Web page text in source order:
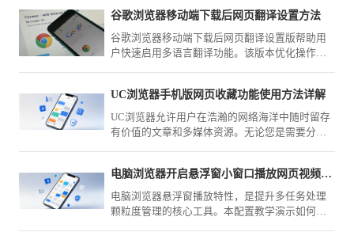
谷歌浏览器移动端下载后网页翻译设置方法
谷歌浏览器移动端下载后网页翻译设置版帮助用
户快速启用多语言翻译功能。该版本优化操作流
UC浏览器手机版网页收藏功能使用方法详解
UC浏览器允许用户在浩瀚的网络海洋中随时留存
有价值的文章和多媒体资源。无论您是需要分类
找特定页面的时间，带给您极简顺滑的资料管理
体验。
电脑浏览器开启悬浮窗小窗口播放网页视频可以做到边看边工作
电脑浏览器悬浮窗播放特性，是提升多任务处理
颗粒度管理的核心工具。本配置教学演示如何一